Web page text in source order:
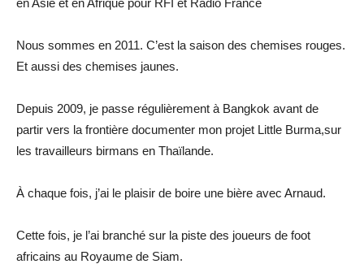
en Asie et en Afrique pour RFI et Radio France
Nous sommes en 2011. C’est la saison des chemises rouges.
Et aussi des chemises jaunes.
Depuis 2009, je passe régulièrement à Bangkok avant de
partir vers la frontière documenter mon projet Little Burma,sur
les travailleurs birmans en Thaïlande.
À chaque fois, j’ai le plaisir de boire une bière avec Arnaud.
Cette fois, je l’ai branché sur la piste des joueurs de foot
africains au Royaume de Siam.